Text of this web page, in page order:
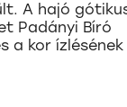
A hajó
Padányi Bíró
a kor ízlésének